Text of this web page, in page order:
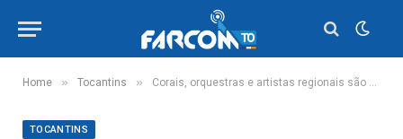
Home » Tocantins » Corais, orquestras e artistas regionais são parte da programação de natal na Praça dos Girassóis
TOCANTINS